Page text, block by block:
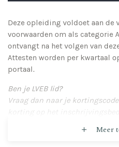
Deze opleiding voldoet aan de
voorwaarden om als categorie
ontvangt na het volgen van
Attesten worden per kwartaal
portaal.
Ben je LVEB lid?
Vraag dan naar je
korting op het
Deze opleiding is tevens Meer